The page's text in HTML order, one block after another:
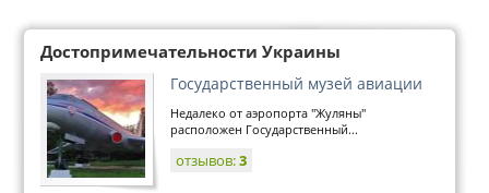
Достопримечательности Украины
Государственный музей авиации
Недалеко от аэропорта "Жуляны"
расположен Государственный...
отзывов:3